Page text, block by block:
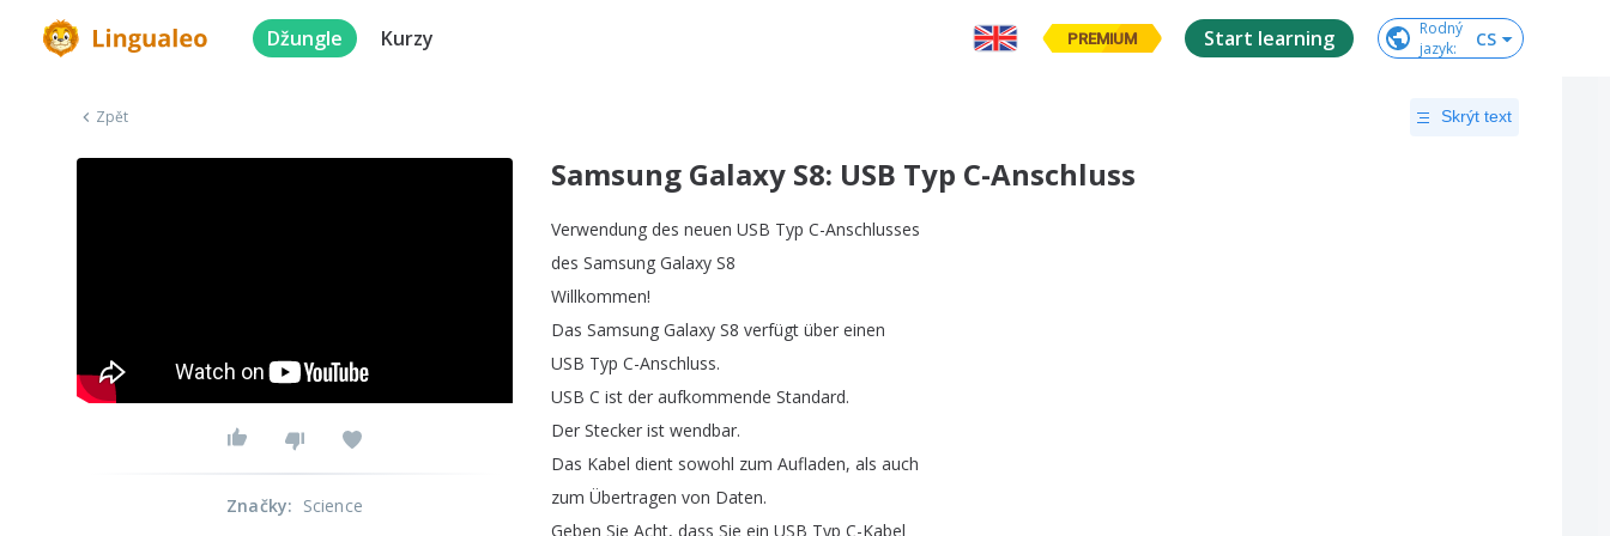
Džungle Kurzy PREMIUM Start learning
Rodný
jazyk: CS
Zpět Skrýt text
Samsung Galaxy S8: USB Typ C-Anschluss
Verwendung des neuen USB Typ C-Anschlusses
des Samsung Galaxy S8
Willkommen!
Das Samsung Galaxy S8 verfügt über einen
USB Typ C-Anschluss.
USB C ist der aufkommende Standard.
Der Stecker ist wendbar.
Das Kabel dient sowohl zum Aufladen, als auch
zum Übertragen von Daten.
Geben Sie Acht, dass Sie ein USB Typ C-Kabel
Značky: Science